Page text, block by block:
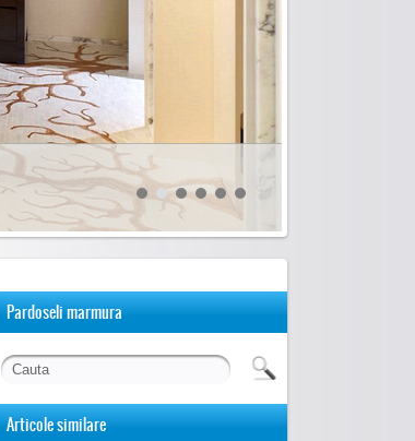
Pardoseli marmura
Articole similare